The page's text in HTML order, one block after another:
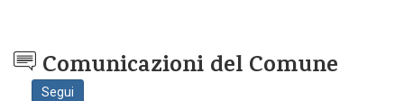
Comunicazioni del Comune
Segui